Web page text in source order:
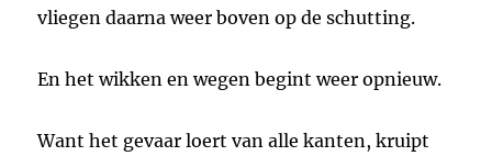
vliegen daarna weer boven op de schutting.
En het wikken en wegen begint weer opnieuw.
Want het gevaar loert van alle kanten, kruipt